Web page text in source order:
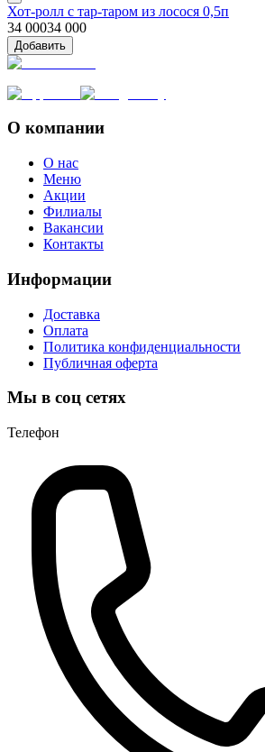
Хот-ролл с тар-таром из лосося 0,5п
34 00034 000
Добавить
О компании
О нас
Меню
Акции
Филиалы
Вакансии
Контакты
Информации
Доставка
Оплата
Политика конфиденциальности
Публичная оферта
Мы в соц сетях
Телефон